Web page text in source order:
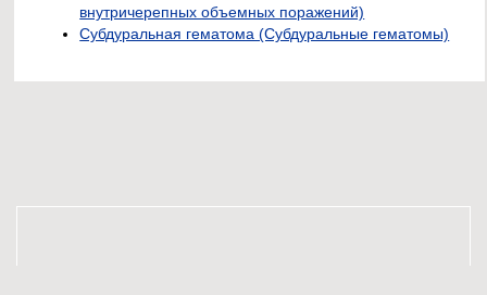
внутричерепных объемных поражений)
Субдуральная гематома (Субдуральные гематомы)